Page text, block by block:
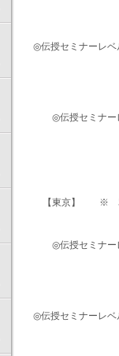
◎伝授セミナーレベ
◎伝授セミナーレ
【東京】 ※ 5/3(
◎伝授セミナー
◎伝授セミナーレ